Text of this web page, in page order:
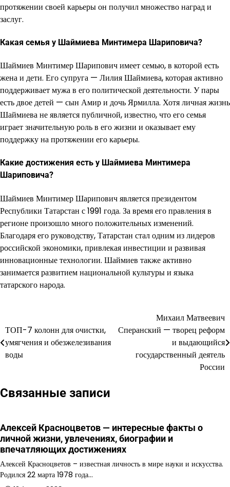
протяжении своей карьеры он получил множество наград и
заслуг.
Какая семья у Шаймиева Минтимера Шариповича?
Шаймиев Минтимер Шарипович имеет семью, в которой есть
жена и дети. Его супруга — Лилия Шаймиева, которая активно
поддерживает мужа в его политической деятельности. У пары
есть двое детей — сын Амир и дочь Ярмилла. Хотя личная жизнь
Шаймиева не является публичной, известно, что его семья
играет значительную роль в его жизни и оказывает ему
поддержку на протяжении его карьеры.
Какие достижения есть у Шаймиева Минтимера
Шариповича?
Шаймиев Минтимер Шарипович является президентом
Республики Татарстан с 1991 года. За время его правления в
регионе произошло много положительных изменений.
Благодаря его руководству, Татарстан стал одним из лидеров
российской экономики, привлекая инвестиции и развивая
инновационные технологии. Шаймиев также активно
занимается развитием национальной культуры и языка
татарского народа.
по
записям
ТОП-7 колонн для очистки,
умягчения и обезжелезивания
воды
Михаил Матвеевич
Сперанский — творец реформ
и выдающийся
государственный деятель
России
Связанные записи
Алексей Красноцветов — интересные факты о
личной жизни, увлечениях, биографии и
впечатляющих достижениях
Алексей Красноцветов – известная личность в мире науки и искусства.
Родился 22 марта 1978 года…